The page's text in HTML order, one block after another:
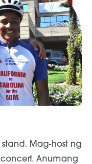
Mag-host ng
Anumang